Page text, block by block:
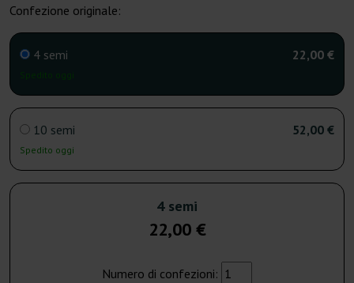
Confezione originale:
4 semi 22,00 €
10 semi
Spedito oggi
52,00 €
4 semi
22,00 €
Numero di confezioni: